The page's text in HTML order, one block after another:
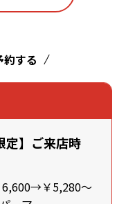
約する
定】ご来店時
6,600→￥5,280～